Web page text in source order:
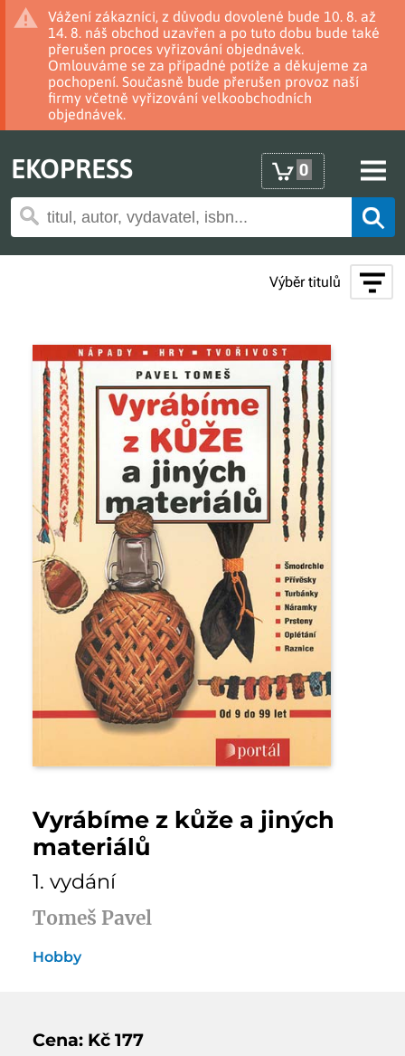
Vážení zákazníci, z důvodu dovolené bude 10. 8. až
14. 8. náš obchod uzavřen a po tuto dobu bude také
přerušen proces vyřizování objednávek.
Omlouváme se za případné potíže a děkujeme za
pochopení. Současně bude přerušen provoz naší
firmy včetně vyřizování velkoobchodních
objednávek.
EKOPRESS 0
Výběr titulů
Vyrábíme z kůže a jiných
materiálů
1. vydání
Tomeš Pavel
Hobby
Cena: Kč 177